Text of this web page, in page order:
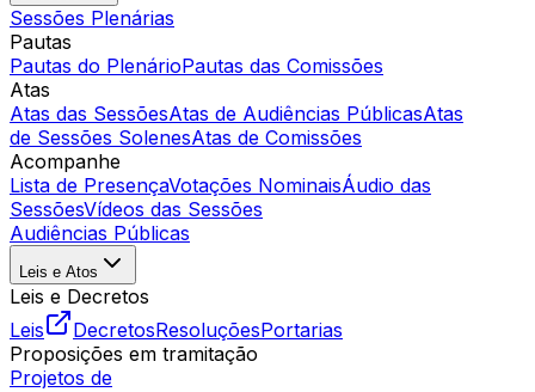
Sessões Plenárias
Pautas
Pautas do PlenárioPautas das Comissões
Atas
Atas das SessõesAtas de Audiências PúblicasAtas
de Sessões SolenesAtas de Comissões
Acompanhe
Lista de PresençaVotações NominaisÁudio das
SessõesVídeos das Sessões
Audiências Públicas
Leis e Atos
Leis e Decretos
Leis
DecretosResoluçõesPortarias
Proposições em tramitação
Projetos de